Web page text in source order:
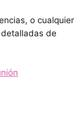
o cualquier
de